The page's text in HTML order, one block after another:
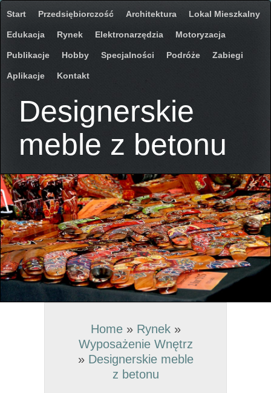
Start Przedsiębiorczość Architektura Lokal Mieszkalny
Edukacja Rynek Elektronarzędzia Motoryzacja
Publikacje Hobby Specjalności Podróże Zabiegi
Aplikacje Kontakt
Designerskie
meble z betonu
Home» Rynek»
Wyposażenie Wnętrz
» Designerskie meble
z betonu